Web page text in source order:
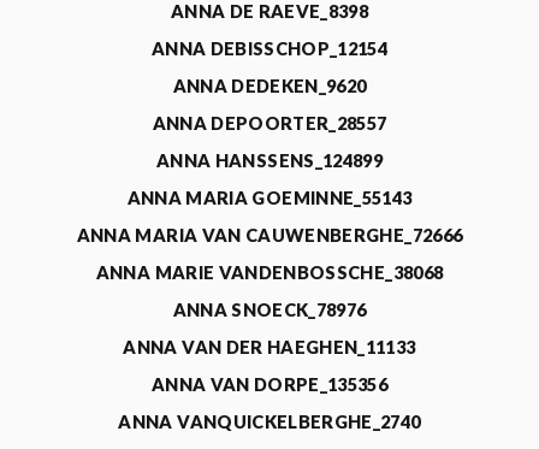
ANNA DE RAEVE_8398
ANNA DEBISSCHOP_12154
ANNA DEDEKEN_9620
ANNA DEPOORTER_28557
ANNA HANSSENS_124899
ANNA MARIA GOEMINNE_55143
ANNA MARIA VAN CAUWENBERGHE_72666
ANNA MARIE VANDENBOSSCHE_38068
ANNA SNOECK_78976
ANNA VAN DER HAEGHEN_11133
ANNA VAN DORPE_135356
ANNA VANQUICKELBERGHE_2740